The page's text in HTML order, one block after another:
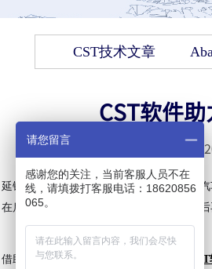
CST技术文章
CST软件
延锋国际主要生产汽车内饰部件，面对着
在后期验证阶段或甚至产品已经推向市场
借助达索系统三维全波电磁场仿真工具
请您留言
感谢您的关注，当前客服人员不在
线，请填拨打客服电话：18620856
065。